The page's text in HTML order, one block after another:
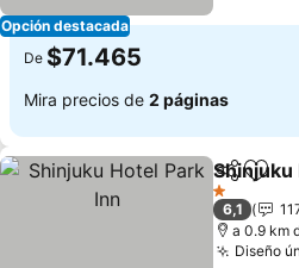
Opción destacada
De $71.465
Mira precios de 2 páginas
Compartir
Shinjuku
1 Estrellas
6,1
a 0.9 km
Diseño